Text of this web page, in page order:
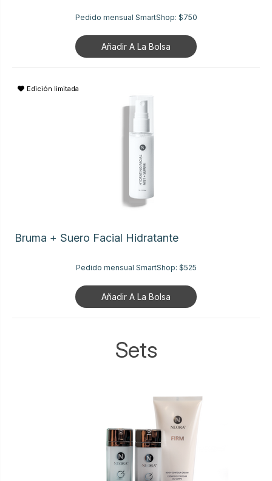
Pedido mensual SmartShop: $750
Añadir A La Bolsa
Edición limitada
Bruma + Suero Facial Hidratante
Pedido mensual SmartShop: $525
Añadir A La Bolsa
Sets